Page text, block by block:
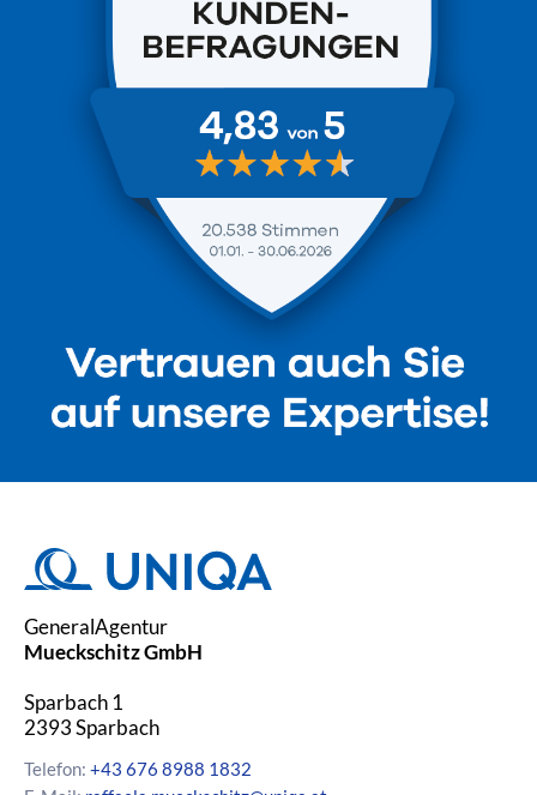
GeneralAgentur
Mueckschitz GmbH
Sparbach 1
2393Sparbach
Telefon: +43 676 8988 1832